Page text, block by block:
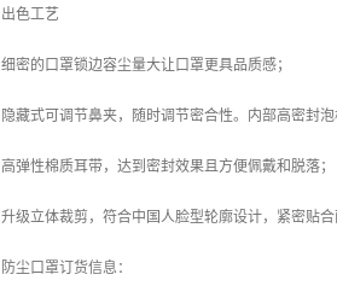
出色工艺
细密的口罩锁边容尘量大让口罩更具品质感；
隐藏式可调节鼻夹，随时调节密合性。内部高密封
高弹性棉质耳带，达到密封效果且方便佩戴和脱落；
升级立体裁剪，符合中国人脸型轮廓设计，紧密贴
防尘口罩订货信息：